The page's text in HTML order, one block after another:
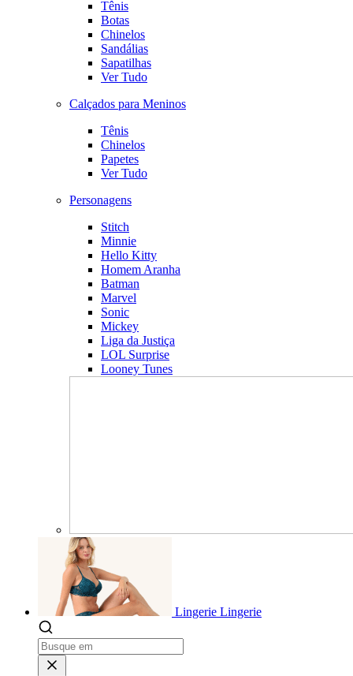
Tênis
Botas
Chinelos
Sandálias
Sapatilhas
Ver Tudo
Calçados para Meninos
Tênis
Chinelos
Papetes
Ver Tudo
Personagens
Stitch
Minnie
Hello Kitty
Homem Aranha
Batman
Marvel
Sonic
Mickey
Liga da Justiça
LOL Surprise
Looney Tunes
Lingerie Lingerie